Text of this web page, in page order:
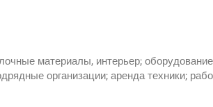
материалы, интерьер;
организации; аренда техники;